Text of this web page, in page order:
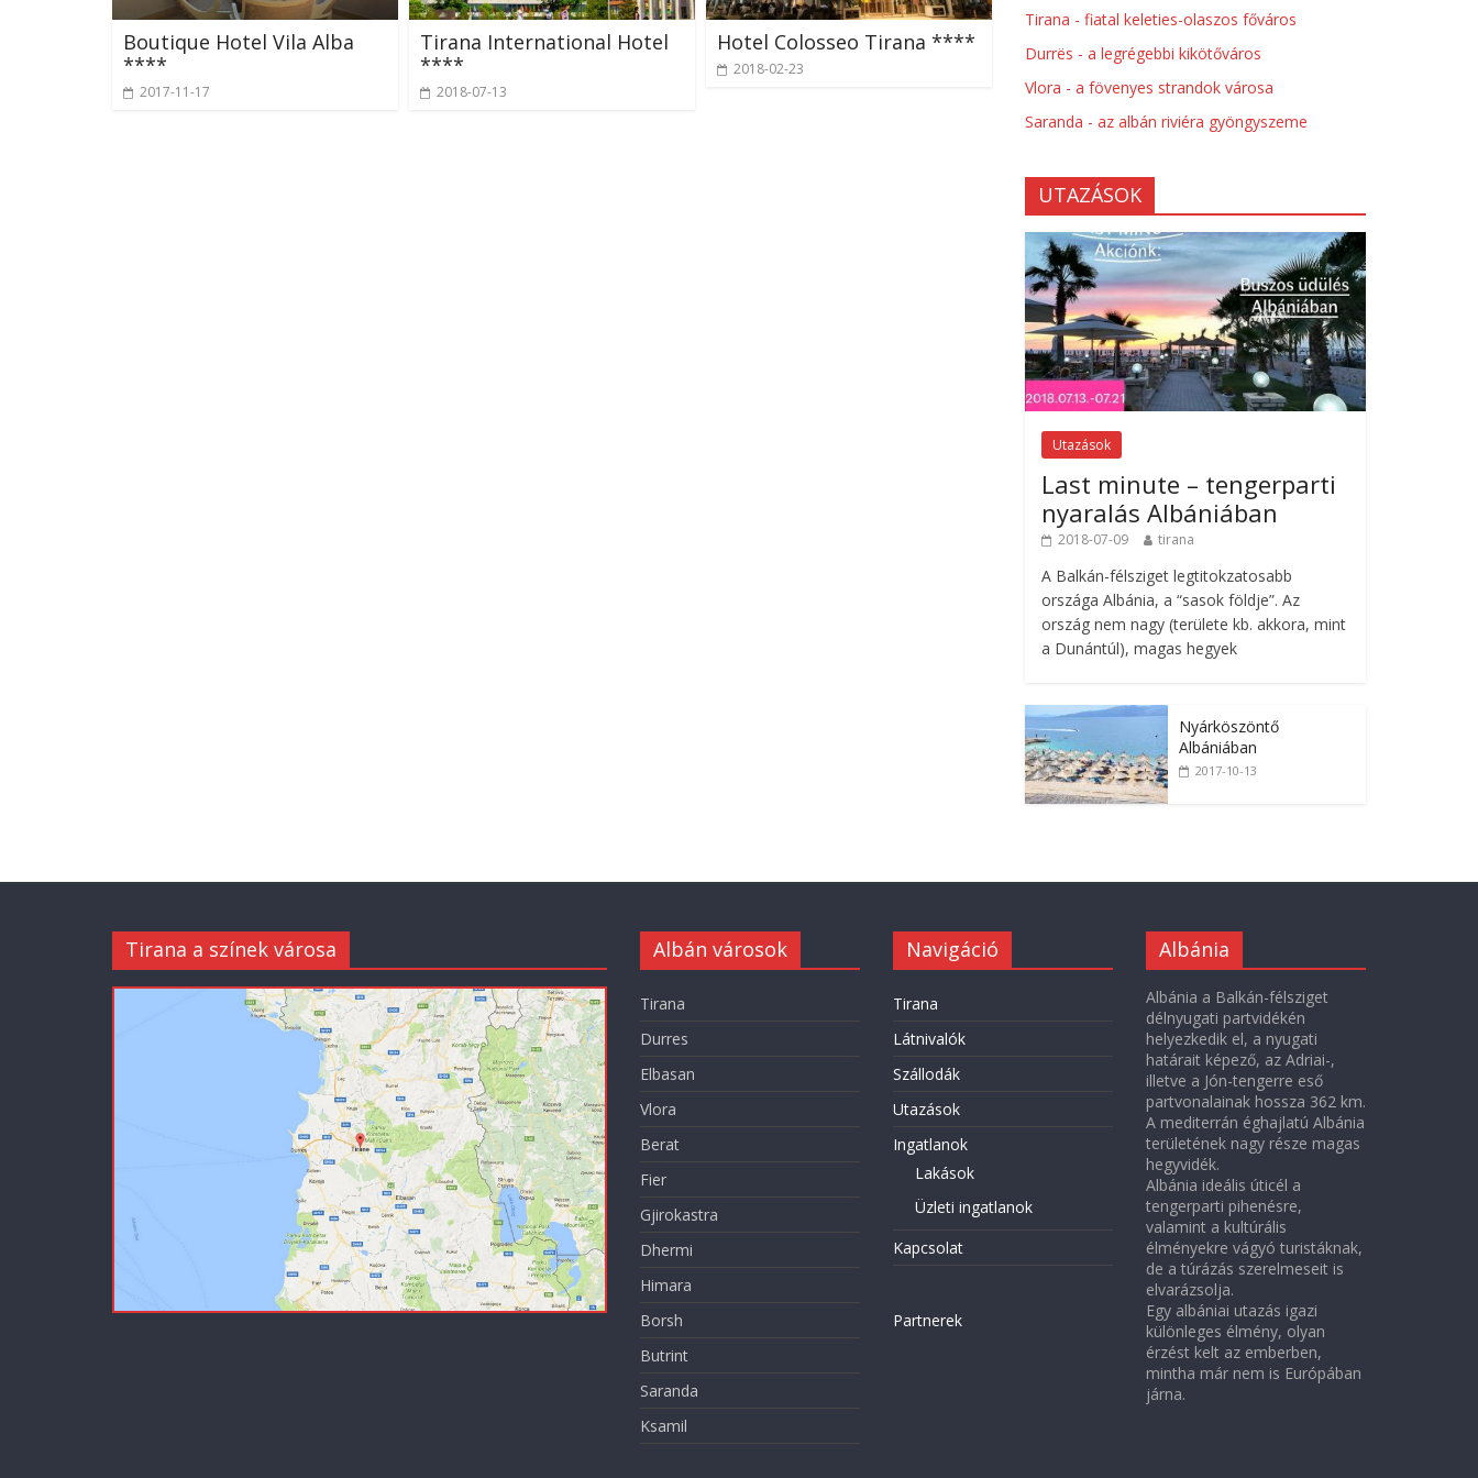
Boutique Hotel Vila Alba
****
2017-11-17
Tirana International Hotel
****
2018-07-13
Hotel Colosseo Tirana ****
2018-02-23
Tirana - fiatal keleties-olaszos főváros
Durrës - a legrégebbi kikötőváros
Vlora - a fövenyes strandok városa
Saranda - az albán riviéra gyöngyszeme
UTAZÁSOK
Utazások
Last minute – tengerparti
nyaralás Albániában
2018-07-09 tirana
A Balkán-félsziget legtitokzatosabb
országa Albánia, a “sasok földje”. Az
ország nem nagy (területe kb. akkora, mint
a Dunántúl), magas hegyek
Nyárköszöntő
Albániában
2017-10-13
Tirana a színek városa Albán városok
Tirana
Durres
Elbasan
Vlora
Berat
Fier
Gjirokastra
Dhermi
Himara
Borsh
Butrint
Saranda
Ksamil
Navigáció
Tirana
Látnivalók
Szállodák
Utazások
Ingatlanok
Lakások
Üzleti ingatlanok
Kapcsolat
Partnerek
Albánia
Albánia a Balkán-félsziget
délnyugati partvidékén
helyezkedik el, a nyugati
határait képező, az Adriai-,
illetve a Jón-tengerre eső
partvonalainak hossza 362 km.
A mediterrán éghajlatú Albánia
területének nagy része magas
hegyvidék.
Albánia ideális úticél a
tengerparti pihenésre,
valamint a kultúrális
élményekre vágyó turistáknak,
de a túrázás szerelmeseit is
elvarázsolja.
Egy albániai utazás igazi
különleges élmény, olyan
érzést kelt az emberben,
mintha már nem is Európában
járna.